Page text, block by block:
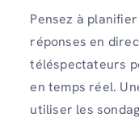
Pensez à
réponses en
téléspectateurs
en temps réel.
utiliser les